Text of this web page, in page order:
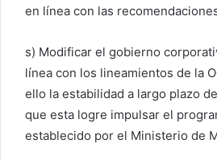
en línea con las
s) Modificar el gobierno
línea con los lineamientos de la
ello la estabilidad a largo plazo
que esta logre impulsar el
establecido por el Ministerio de